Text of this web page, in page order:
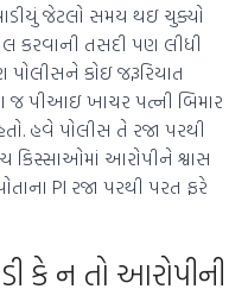
જેટલો સમય થઇ ચુક્યો
કરવાની તસદી પણ લીધી
કોઇ જરૂરિયાત
જ પીઆઇ ખાચર પત્ની બિમાર
હવે પોલીસ તે રજા પરથી
કિસ્સાઓમાં આરોપીને શ્વાસ
PI રજા પરથી પરત ફરે
કે ન તો આરોપીની